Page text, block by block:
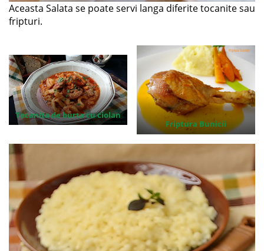
Aceasta Salata se poate servi langa diferite tocanite sau
fripturi.
Tocanita de burta cu ciolan
Friptura Bunicii